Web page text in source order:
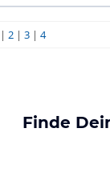
|2 |3 |4
Finde